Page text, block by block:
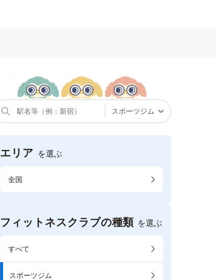
エリア を選ぶ
全国
フィットネスクラブの種類 を選ぶ
すべて
スポーツジム